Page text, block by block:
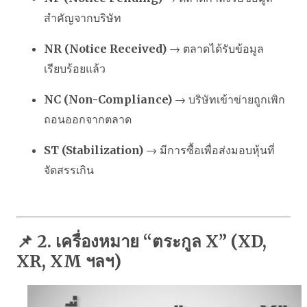
สำคัญจากบริษัท
NR (Notice Received) → ตลาดได้รับข้อมูล
เรียบร้อยแล้ว
NC (Non-Compliance) → บริษัทเข้าข่ายถูกเพิก
ถอนออกจากตลาด
ST (Stabilization) → มีการซื้อเพื่อส่งมอบหุ้นที่
จัดสรรเกิน
📌 2. เครื่องหมาย “ตระกูล X” (XD,
XR, XM ฯลฯ)